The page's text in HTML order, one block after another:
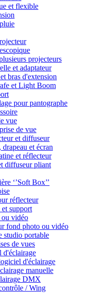
et flexible
projecteurs
et adaptateur
bras d'extension
et Light Boom
pour pantographe
vue
de vue
et diffuseur
et écran
et réflecteur
diffuseur pliant
‘’Soft Box’’
réflecteur
support
vidéo
fond photo ou vidéo
studio portable
de vues
d'éclairage
d'éclairage
manuelle
DMX
/ Wing